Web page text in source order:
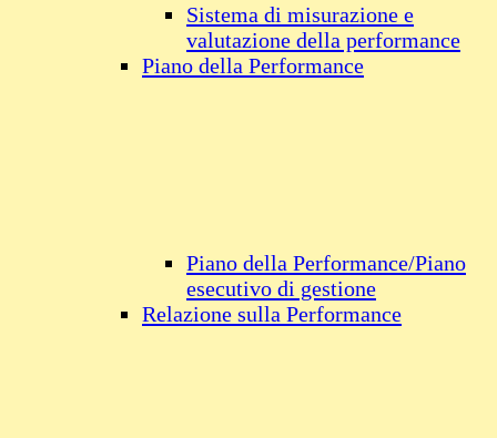
Sistema di misurazione e
valutazione della performance
Piano della Performance
Piano della Performance/Piano
esecutivo di gestione
Relazione sulla Performance